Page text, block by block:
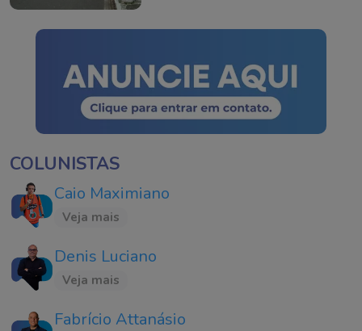
COLUNISTAS
Caio Maximiano
Veja mais
Denis Luciano
Veja mais
Fabrício Attanásio